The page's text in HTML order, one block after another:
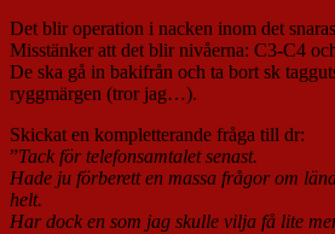
Det blir operation i nacken inom det
Misstänker att det blir nivåerna: C3-C4
De ska gå in bakifrån och ta bort sk
ryggmärgen (tror jag…).
Skickat en kompletterande fråga till dr:
”Tack för telefonsamtalet senast.
Hade ju förberett en massa frågor om
helt.
Har dock en som jag skulle vilja få lite